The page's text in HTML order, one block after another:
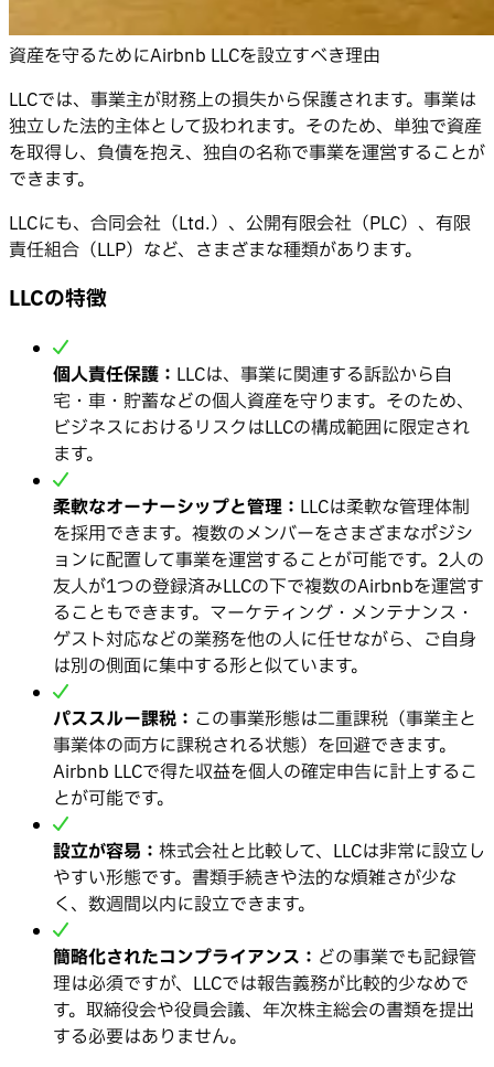
資産を守るためにAirbnb LLCを設立すべき理由
LLCでは、事業主が財務上の損失から保護されます。事業は
独立した法的主体として扱われます。そのため、単独で資産
を取得し、負債を抱え、独自の名称で事業を運営することが
できます。
LLCにも、合同会社（Ltd.）、公開有限会社（PLC）、有限
責任組合（LLP）など、さまざまな種類があります。
LLCの特徴
個人責任保護： LLCは、事業に関連する訴訟から自
宅・車・貯蓄などの個人資産を守ります。そのため、
ビジネスにおけるリスクはLLCの構成範囲に限定され
ます。
柔軟なオーナーシップと管理： LLCは柔軟な管理体制
を採用できます。複数のメンバーをさまざまなポジシ
ョンに配置して事業を運営することが可能です。2人の
友人が1つの登録済みLLCの下で複数のAirbnbを運営す
ることもできます。マーケティング・メンテナンス・
ゲスト対応などの業務を他の人に任せながら、ご自身
は別の側面に集中する形と似ています。
パススルー課税： この事業形態は二重課税（事業主と
事業体の両方に課税される状態）を回避できます。
Airbnb LLCで得た収益を個人の確定申告に計上するこ
とが可能です。
設立が容易： 株式会社と比較して、LLCは非常に設立し
やすい形態です。書類手続きや法的な煩雑さが少な
く、数週間以内に設立できます。
簡略化されたコンプライアンス： どの事業でも記録管
理は必須ですが、LLCでは報告義務が比較的少なめで
す。取締役会や役員会議、年次株主総会の書類を提出
する必要はありません。